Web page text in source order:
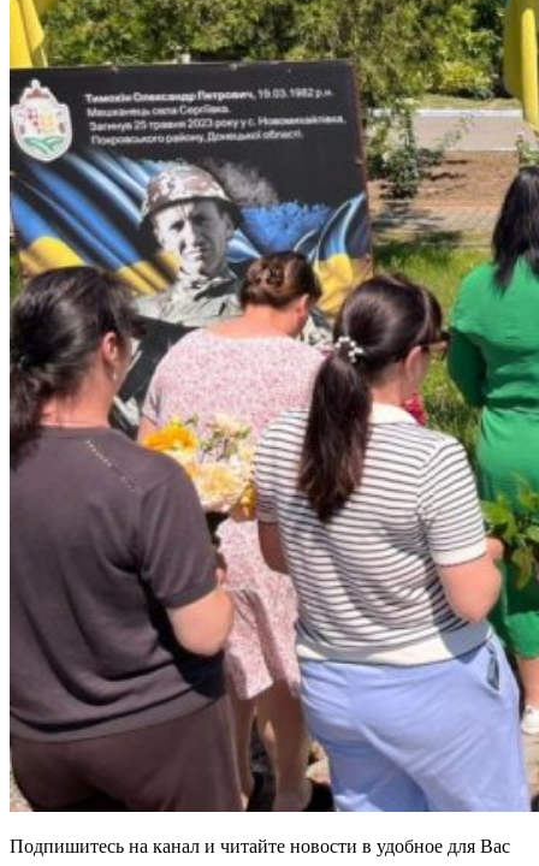
Подпишитесь на канал и читайте новости в удобное для Вас